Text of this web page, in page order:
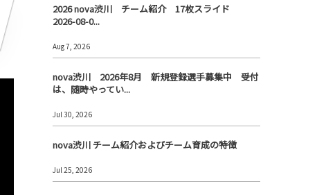
2026 nova渋川 チーム紹介 17枚スライド
2026-08-0...
Aug 7, 2026
nova渋川 2026年8月 新規登録選手募集中 受付
は、随時やってい...
Jul 30, 2026
nova渋川 チーム紹介およびチーム育成の特徴
Jul 25, 2026